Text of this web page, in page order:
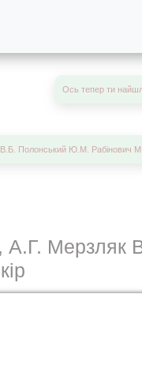
Ось тепер ти
Полонський Ю.М. Рабінович
А.Г.